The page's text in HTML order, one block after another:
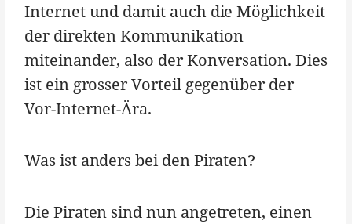
Internet und damit auch die Möglichkeit
der direkten Kommunikation
miteinander, also der Konversation. Dies
ist ein grosser Vorteil gegenüber der
Vor-Internet-Ära.
Was ist anders bei den Piraten?
Die Piraten sind nun angetreten, einen